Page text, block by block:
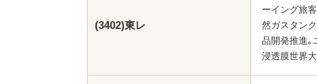
(3402)東レ
ーイング旅
然ガスタン
品開発推進｡
浸透膜世界